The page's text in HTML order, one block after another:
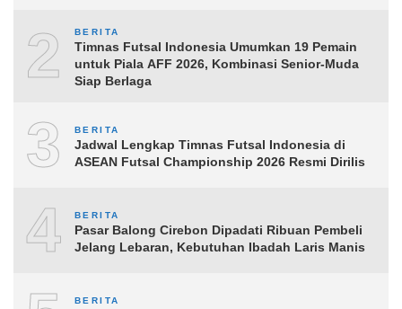
2 BERITA
Timnas Futsal Indonesia Umumkan 19 Pemain
untuk Piala AFF 2026, Kombinasi Senior-Muda
Siap Berlaga
3 BERITA
Jadwal Lengkap Timnas Futsal Indonesia di
ASEAN Futsal Championship 2026 Resmi Dirilis
4 BERITA
Pasar Balong Cirebon Dipadati Ribuan Pembeli
Jelang Lebaran, Kebutuhan Ibadah Laris Manis
BERITA